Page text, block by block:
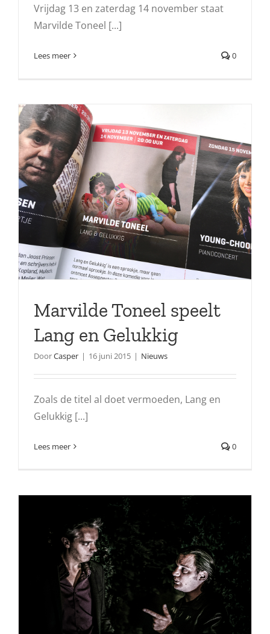
Vrijdag 13 en zaterdag 14 november staat
Marvilde Toneel [...]
Lees meer 0
Marvilde Toneel speelt
Lang en Gelukkig
DoorCasper | 16 juni 2015 | Nieuws
Zoals de titel al doet vermoeden, Lang en
Gelukkig [...]
Lees meer 0